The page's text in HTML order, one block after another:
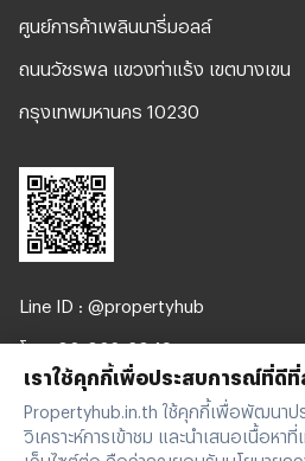
ศูนย์การค้าเพลินนารี่มอลล์
ถนนวัชรพล แขวงท่าแร้ง เขตบางเขน
กรุงเทพมหานคร 10230
Line ID : @propertyhub
โทร. 02-026-3049
support@propertyhub.in.th
เราใช้คุกกี้เพื่อประสบการณ์ที่ดี
Propertyhub.in.th ใช้คุกกี้เพื่อพัฒนาป
วิเคราะห์การเข้าชม และนำเสนอเนื้อหา
เว็บไซต์ต่อ ถือว่าคุณยอมรับนโยบายคว